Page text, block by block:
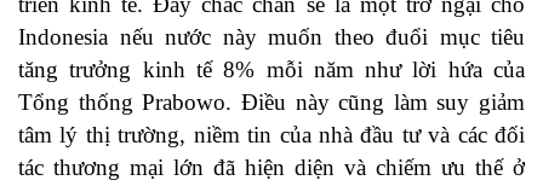
Indonesia nếu nước này muốn theo đuổi mục tiêu
tăng trưởng kinh tế 8% mỗi năm như lời hứa của
Tổng thống Prabowo. Điều này cũng làm suy giảm
tâm lý thị trường, niềm tin của nhà đầu tư và các đối
tác thương mại lớn đã hiện diện và chiếm ưu thế ở